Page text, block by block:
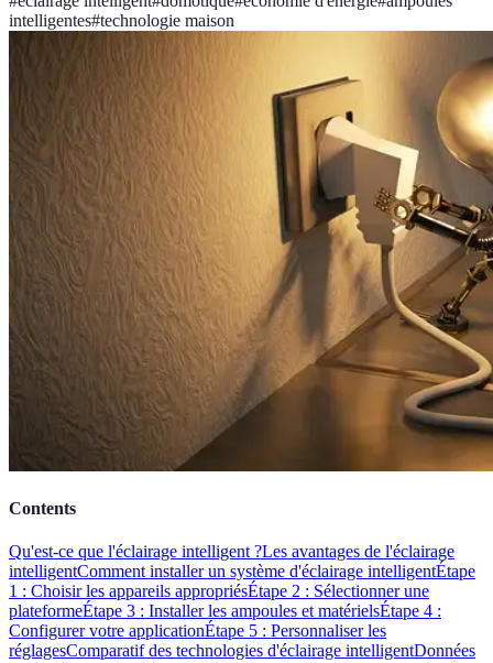
intelligentes#technologie maison
Contents
Qu'est-ce que l'éclairage intelligent ?Les avantages de l'éclairage
intelligentComment installer un système d'éclairage intelligentÉtape
1 : Choisir les appareils appropriésÉtape 2 : Sélectionner une
plateformeÉtape 3 : Installer les ampoules et matérielsÉtape 4 :
Configurer votre applicationÉtape 5 : Personnaliser les
réglagesComparatif des technologies d'éclairage intelligentDonnées